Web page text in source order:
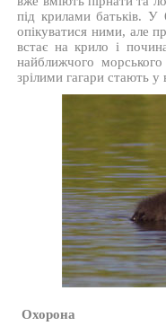
під крилами батьків. У
опікуватися ними, але
встає на крило і
найближчого
зрілими гагари стають у
Охорона